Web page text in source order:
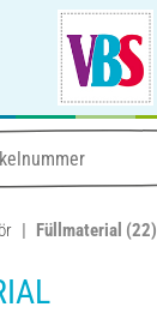
Füllmaterial (22)